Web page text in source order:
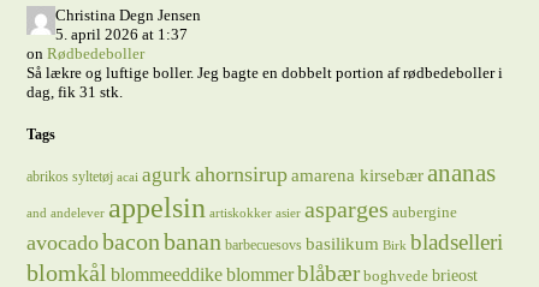
Christina Degn Jensen
5. april 2026 at 1:37
onRødbedeboller
Så lækre og luftige boller. Jeg bagte en dobbelt portion af rødbedeboller i
dag, fik 31 stk.
Tags
abrikos syltetøj acai agurkahornsirupamarena kirsebærananas
and andelever appelsin artiskokker asier asparges aubergine
avocadobaconbanan barbecuesovs basilikum Birk bladselleri
blomkål blommeeddikeblommerblåbær boghvede brieost